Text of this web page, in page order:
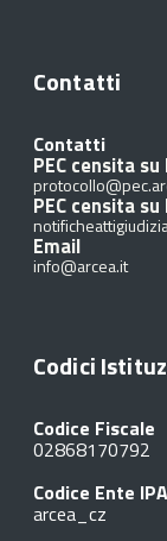
Contatti
Contatti
PEC censita su
PEC censita su
Email
info@arcea.it
Codici
Codice Fiscale
02868170792
Codice Ente IPA
arcea_cz